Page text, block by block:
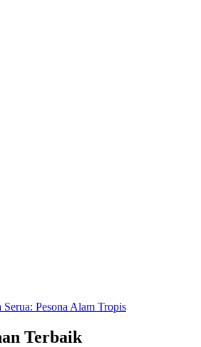
Pesona Alam Tropis
Terbaik